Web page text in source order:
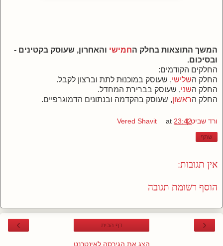
המשך התוצאות בחלק החמישי והאחרון, שעוסק בקטינים -
ובסיכום.
החלקים הקודמים:
החלק השלישי, שעוסק במוכנוּת לתת וברצון לקבל.
החלק השני, שעוסק בברירת המחדל.
החלק הראשון, שעוסק בהקדמה ובנתונים הדמוגרפיים.
ורד שביט | Vered Shavit at 23:42
שתף
אין תגובות:
הוסף רשומת תגובה
‹
› דף הבית
הצג את הגירסה לאינטרנט